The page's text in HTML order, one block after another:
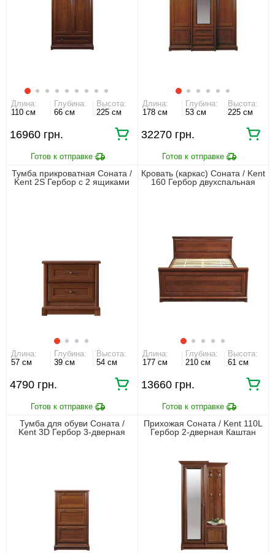
Длина:
110 см
Глубина:
66 см
Высота:
225 см
16960 грн.
Длина:
178 см
Глубина:
53 см
Высота:
225 см
32270 грн.
Тумба прикроватная Соната /
Kent 2S Гербор с 2 ящиками
Длина:
57 см
Глубина:
39 см
Высота:
54 см
4790 грн.
Кровать (каркас) Соната / Kent
160 Гербор двухспальная
Длина:
177 см
Глубина:
210 см
Высота:
61 см
13660 грн.
Тумба для обуви Соната /
Kent 3D Гербор 3-дверная
Прихожая Соната / Kent 110L
Гербор 2-дверная Каштан